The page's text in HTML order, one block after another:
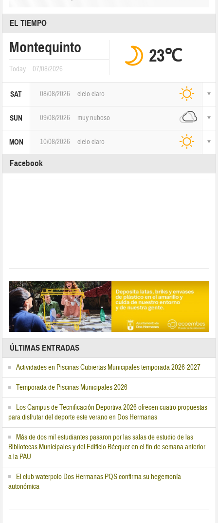
EL TIEMPO
Montequinto
Today 07/08/2026
23℃
SAT 08/08/2026 cielo claro
SUN 09/08/2026 muy nuboso
MON 10/08/2026 cielo claro
Facebook
ÚLTIMAS ENTRADAS
Actividades en Piscinas Cubiertas Municipales temporada 2026-2027
Temporada de Piscinas Municipales 2026
Los Campus de Tecnificación Deportiva 2026 ofrecen cuatro propuestas
para disfrutar del deporte este verano en Dos Hermanas
Más de dos mil estudiantes pasaron por las salas de estudio de las
Bibliotecas Municipales y del Edificio Bécquer en el fin de semana anterior
a la PAU
El club waterpolo Dos Hermanas PQS confirma su hegemonía
autonómica